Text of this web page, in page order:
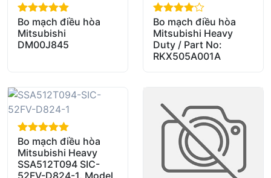
out of 5
Bo mạch điều hòa
Mitsubishi
DM00J845
out of 5
Bo mạch điều hòa
Mitsubishi Heavy
Duty / Part No:
RKX505A001A
out of 5
Bo mạch điều hòa
Mitsubishi Heavy
SSA512T094 SIC-